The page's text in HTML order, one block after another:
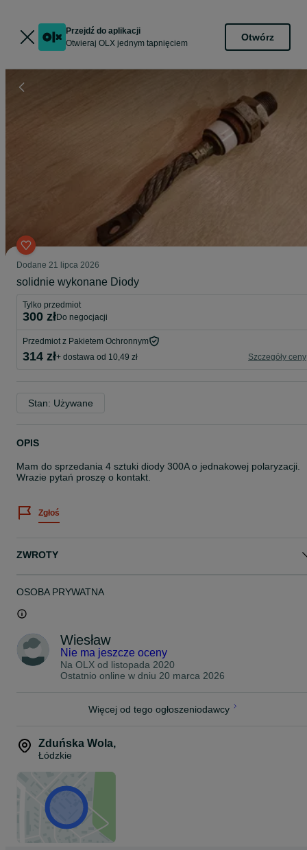
Przejdź do aplikacji
Otwieraj OLX jednym tapnięciem
Otwórz
Dodane 21 lipca 2026
solidnie wykonane Diody
Tylko przedmiot
300 zł do negocjacji
Przedmiot z Pakietem Ochronnym
314 zł+ dostawa od 10,49 zł Szczegóły ceny
Stan: Używane
OPIS
Mam do sprzedania 4 sztuki diody 300A o jednakowej polaryzacji.
Wrazie pytań proszę o kontakt.
Zgłoś
ZWROTY
OSOBA PRYWATNA
Wiesław
Nie ma jeszcze oceny
Na OLX od listopada 2020
Ostatnio online w dniu 20 marca 2026
Więcej od tego ogłoszeniodawcy
Zduńska Wola,
Łódzkie